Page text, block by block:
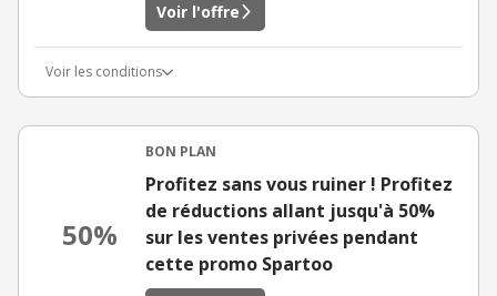
Voir l'offre
Voir les conditions
50%
BON PLAN
Profitez sans vous ruiner ! Profitez
de réductions allant jusqu'à 50%
sur les ventes privées pendant
cette promo Spartoo